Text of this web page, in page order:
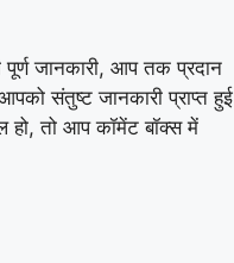
पूर्ण जानकारी, आप तक प्रदान
संतुष्ट जानकारी प्राप्त हुई
हो, तो आप कॉमेंट बॉक्स में